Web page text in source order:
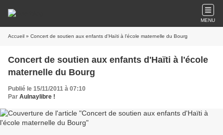
MENU
Accueil » Concert de soutien aux enfants d'Haïti à l'école maternelle du Bourg
Concert de soutien aux enfants d'Haïti à l'école
maternelle du Bourg
Publié le 15/11/2011 à 07:10
Par Aulnaylibre !